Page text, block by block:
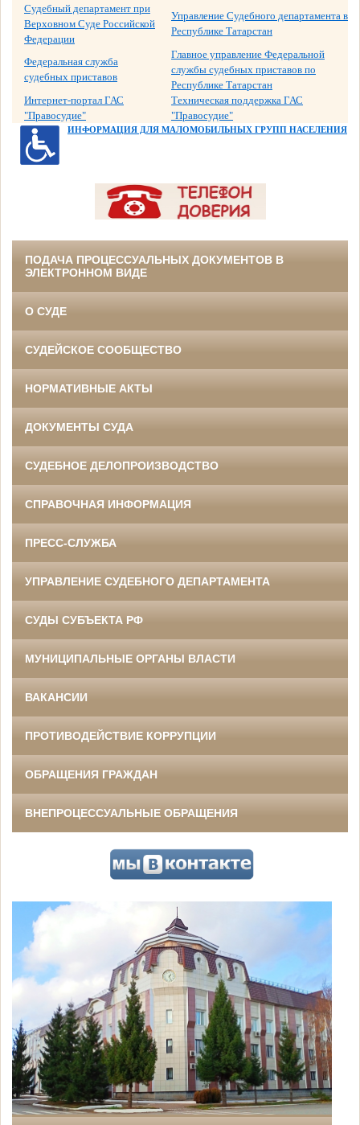
Судебный департамент при
Верховном Суде Российской
Федерации
Управление Судебного департамента в
Республике Татарстан
Федеральная служба
судебных приставов
Главное управление Федеральной
службы судебных приставов по
Республике Татарстан
Интернет-портал ГАС
"Правосудие"
Техническая поддержка ГАС
"Правосудие"
ИНФОРМАЦИЯ ДЛЯ МАЛОМОБИЛЬНЫХ ГРУПП НАСЕЛЕНИЯ
ПОДАЧА ПРОЦЕССУАЛЬНЫХ ДОКУМЕНТОВ В
ЭЛЕКТРОННОМ ВИДЕ
О СУДЕ
СУДЕЙСКОЕ СООБЩЕСТВО
НОРМАТИВНЫЕ АКТЫ
ДОКУМЕНТЫ СУДА
СУДЕБНОЕ ДЕЛОПРОИЗВОДСТВО
СПРАВОЧНАЯ ИНФОРМАЦИЯ
ПРЕСС-СЛУЖБА
УПРАВЛЕНИЕ СУДЕБНОГО ДЕПАРТАМЕНТА
СУДЫ СУБЪЕКТА РФ
МУНИЦИПАЛЬНЫЕ ОРГАНЫ ВЛАСТИ
ВАКАНСИИ
ПРОТИВОДЕЙСТВИЕ КОРРУПЦИИ
ОБРАЩЕНИЯ ГРАЖДАН
ВНЕПРОЦЕССУАЛЬНЫЕ ОБРАЩЕНИЯ